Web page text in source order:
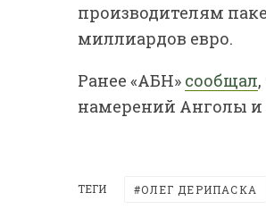
производителям
миллиардов евро.
Ранее «АБН» сообщал
намерений Анголы и
ТЕГИ ОЛЕГ ДЕРИПАСКА